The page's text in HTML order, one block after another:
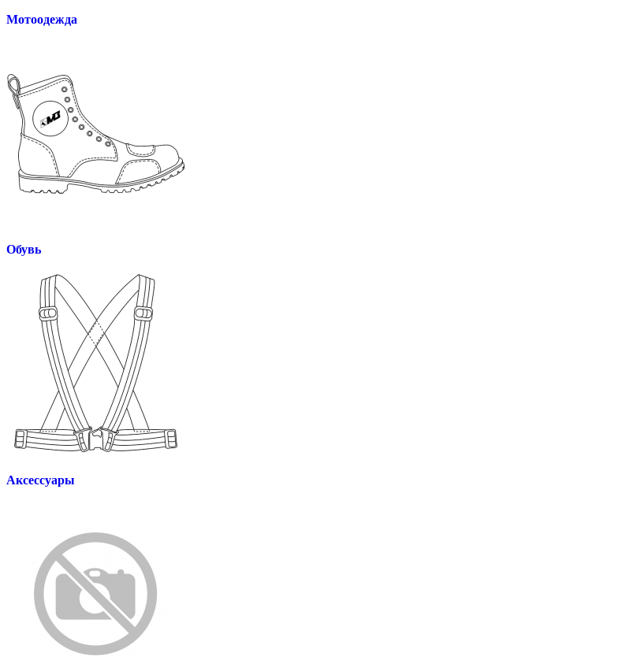
Мотоодежда
Обувь
Аксессуары